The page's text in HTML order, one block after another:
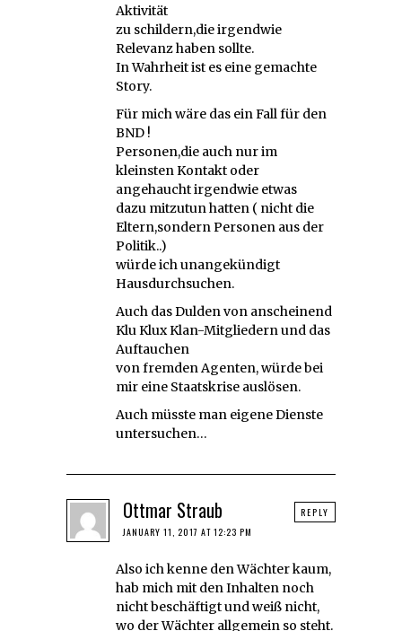
Aktivität
zu schildern,die irgendwie
Relevanz haben sollte.
In Wahrheit ist es eine gemachte
Story.
Für mich wäre das ein Fall für den
BND !
Personen,die auch nur im
kleinsten Kontakt oder
angehaucht irgendwie etwas
dazu mitzutun hatten ( nicht die
Eltern,sondern Personen aus der
Politik..)
würde ich unangekündigt
Hausdurchsuchen.
Auch das Dulden von anscheinend
Klu Klux Klan-Mitgliedern und das
Auftauchen
von fremden Agenten, würde bei
mir eine Staatskrise auslösen.
Auch müsste man eigene Dienste
untersuchen…
Ottmar Straub
JANUARY 11, 2017 AT 12:23 PM
Also ich kenne den Wächter kaum,
hab mich mit den Inhalten noch
nicht beschäftigt und weiß nicht,
wo der Wächter allgemein so steht.
REPLY